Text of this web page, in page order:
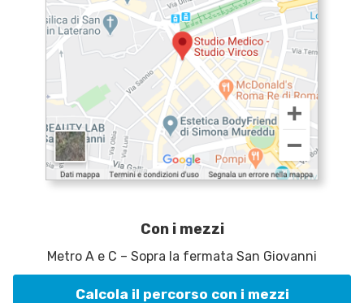
Con i mezzi
Metro A e C – Sopra la fermata San Giovanni
Calcola il percorso con i mezzi